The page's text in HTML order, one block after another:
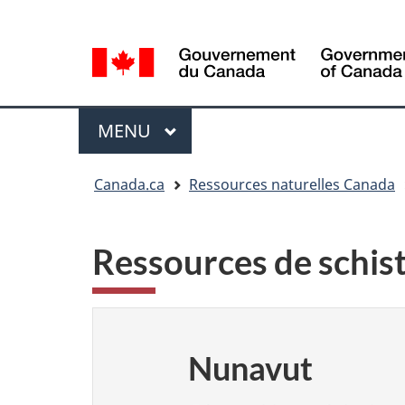
de
la
langue
selection
Menu
MENU PRINCIPAL
Canada.ca Ressources naturelles Canada
Ressources de
Nunavut